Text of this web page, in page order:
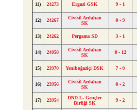
11) 24273 Ergazi GSK 9 - 1
12) 24267
Civisil Ardahan
SK
0 - 9
13) 24262 Pergama SD 3 - 1
14) 24058
Civisil Ardahan
SK
0 - 12
15) 23970 Yeniboğaziçi DSK 7 - 0
16) 23956
Civisil Ardahan
SK
0 - 2
17) 23954
DND L. Gençler
Birliği SK
9 - 2